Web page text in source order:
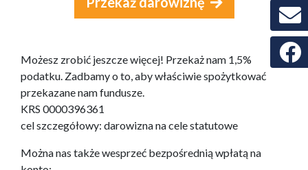
Możesz zrobić jeszcze więcej! Przekaż nam 1,5%
podatku. Zadbamy o to, aby właściwie spożytkować
przekazane nam fundusze.
KRS 0000396361
cel szczegółowy: darowizna na cele statutowe
Można nas także wesprzeć bezpośrednią wpłatą na